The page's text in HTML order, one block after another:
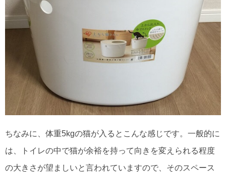
ちなみに、体重5kgの猫が入るとこんな感じです。一般的に
は、トイレの中で猫が余裕を持って向きを変えられる程度
の大きさが望ましいと言われていますので、そのスペース